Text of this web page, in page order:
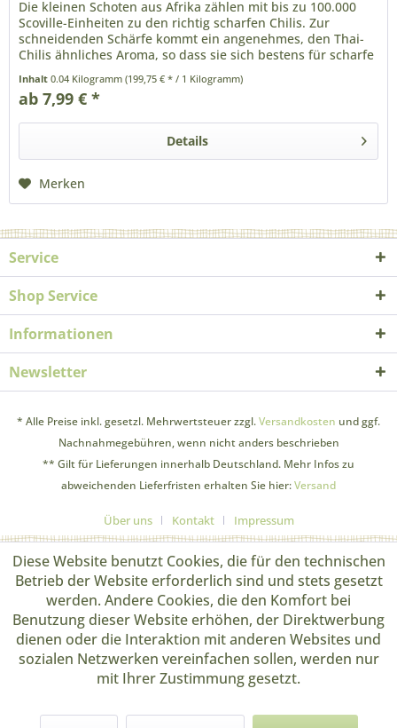
Die kleinen Schoten aus Afrika zählen mit bis zu 100.000
Scoville-Einheiten zu den richtig scharfen Chilis. Zur
schneidenden Schärfe kommt ein angenehmes, den Thai-
Chilis ähnliches Aroma, so dass sie sich bestens für scharfe
Inhalt0.04 Kilogramm(199,75 € * / 1 Kilogramm)
ab 7,99 € *
Details
Merken
Service
Shop Service
Informationen
Newsletter
* Alle Preise inkl. gesetzl. Mehrwertsteuer zzgl.Versandkosten und ggf.
Nachnahmegebühren, wenn nicht anders beschrieben
** Gilt für Lieferungen innerhalb Deutschland. Mehr Infos zu
abweichenden Lieferfristen erhalten Sie hier:Versand
Über uns Kontakt Impressum
Diese Website benutzt Cookies, die für den technischen
Betrieb der Website erforderlich sind und stets gesetzt
werden. Andere Cookies, die den Komfort bei
Benutzung dieser Website erhöhen, der Direktwerbung
dienen oder die Interaktion mit anderen Websites und
sozialen Netzwerken vereinfachen sollen, werden nur
mit Ihrer Zustimmung gesetzt.